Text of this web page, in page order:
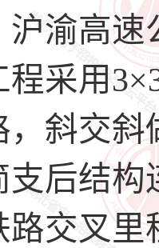
沪渝高
采用
，斜交斜
后结构
交叉里